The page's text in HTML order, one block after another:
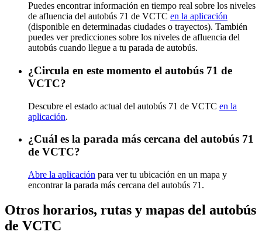
Puedes encontrar información en tiempo real sobre los niveles
de afluencia del autobús 71 de VCTC en la aplicación
(disponible en determinadas ciudades o trayectos). También
puedes ver predicciones sobre los niveles de afluencia del
autobús cuando llegue a tu parada de autobús.
¿Circula en este momento el autobús 71 de
VCTC?
Descubre el estado actual del autobús 71 de VCTC en la
aplicación.
¿Cuál es la parada más cercana del autobús 71
de VCTC?
Abre la aplicación para ver tu ubicación en un mapa y
encontrar la parada más cercana del autobús 71.
Otros horarios, rutas y mapas del autobús
de VCTC